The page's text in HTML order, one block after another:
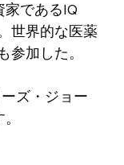
であるIQ
世界的な医薬
参加した。
ズ・ジョー